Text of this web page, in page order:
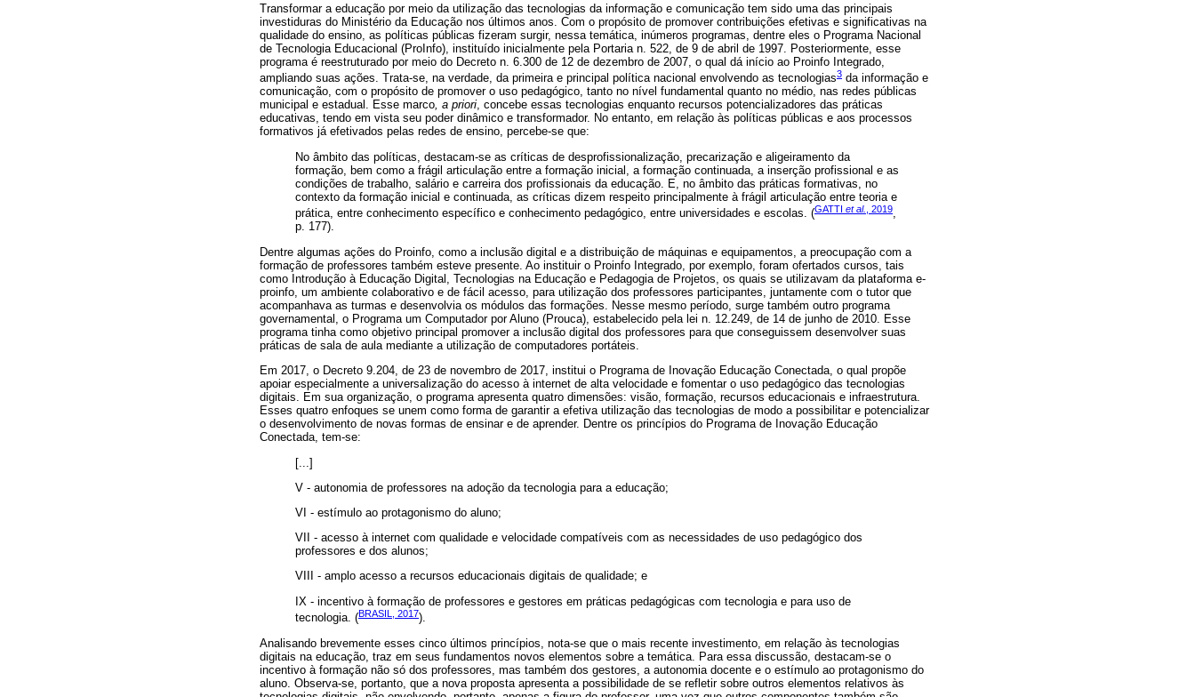
Transformar a educação por meio da utilização das tecnologias da informação e comunicação tem sido uma das principais
investiduras do Ministério da Educação nos últimos anos. Com o propósito de promover contribuições efetivas e significativas na
qualidade do ensino, as políticas públicas fizeram surgir, nessa temática, inúmeros programas, dentre eles o Programa Nacional
de Tecnologia Educacional (ProInfo), instituído inicialmente pela Portaria n. 522, de 9 de abril de 1997. Posteriormente, esse
programa é reestruturado por meio do Decreto n. 6.300 de 12 de dezembro de 2007, o qual dá início ao Proinfo Integrado,
ampliando suas ações. Trata-se, na verdade, da primeira e principal política nacional envolvendo as tecnologias3 da informação e
comunicação, com o propósito de promover o uso pedagógico, tanto no nível fundamental quanto no médio, nas redes públicas
municipal e estadual. Esse marco, a priori, concebe essas tecnologias enquanto recursos potencializadores das práticas
educativas, tendo em vista seu poder dinâmico e transformador. No entanto, em relação às políticas públicas e aos processos
formativos já efetivados pelas redes de ensino, percebe-se que:
No âmbito das políticas, destacam-se as críticas de desprofissionalização, precarização e aligeiramento da
formação, bem como a frágil articulação entre a formação inicial, a formação continuada, a inserção profissional e as
condições de trabalho, salário e carreira dos profissionais da educação. E, no âmbito das práticas formativas, no
contexto da formação inicial e continuada, as críticas dizem respeito principalmente à frágil articulação entre teoria e
prática, entre conhecimento específico e conhecimento pedagógico, entre universidades e escolas. (GATTI et al. , 2019,
p. 177).
Dentre algumas ações do Proinfo, como a inclusão digital e a distribuição de máquinas e equipamentos, a preocupação com a
formação de professores também esteve presente. Ao instituir o Proinfo Integrado, por exemplo, foram ofertados cursos, tais
como Introdução à Educação Digital, Tecnologias na Educação e Pedagogia de Projetos, os quais se utilizavam da plataforma e-
proinfo, um ambiente colaborativo e de fácil acesso, para utilização dos professores participantes, juntamente com o tutor que
acompanhava as turmas e desenvolvia os módulos das formações. Nesse mesmo período, surge também outro programa
governamental, o Programa um Computador por Aluno (Prouca), estabelecido pela lei n. 12.249, de 14 de junho de 2010. Esse
programa tinha como objetivo principal promover a inclusão digital dos professores para que conseguissem desenvolver suas
práticas de sala de aula mediante a utilização de computadores portáteis.
Em 2017, o Decreto 9.204, de 23 de novembro de 2017, institui o Programa de Inovação Educação Conectada, o qual propõe
apoiar especialmente a universalização do acesso à internet de alta velocidade e fomentar o uso pedagógico das tecnologias
digitais. Em sua organização, o programa apresenta quatro dimensões: visão, formação, recursos educacionais e infraestrutura.
Esses quatro enfoques se unem como forma de garantir a efetiva utilização das tecnologias de modo a possibilitar e potencializar
o desenvolvimento de novas formas de ensinar e de aprender. Dentre os princípios do Programa de Inovação Educação
Conectada, tem-se:
[...]
V - autonomia de professores na adoção da tecnologia para a educação;
VI - estímulo ao protagonismo do aluno;
VII - acesso à internet com qualidade e velocidade compatíveis com as necessidades de uso pedagógico dos
professores e dos alunos;
VIII - amplo acesso a recursos educacionais digitais de qualidade; e
IX - incentivo à formação de professores e gestores em práticas pedagógicas com tecnologia e para uso de
tecnologia. (BRASIL, 2017).
Analisando brevemente esses cinco últimos princípios, nota-se que o mais recente investimento, em relação às tecnologias
digitais na educação, traz em seus fundamentos novos elementos sobre a temática. Para essa discussão, destacam-se o
incentivo à formação não só dos professores, mas também dos gestores, a autonomia docente e o estímulo ao protagonismo do
aluno. Observa-se, portanto, que a nova proposta apresenta a possibilidade de se refletir sobre outros elementos relativos às